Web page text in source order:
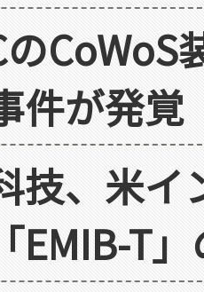
の
件が発覚
技、米イ
EMIB-T